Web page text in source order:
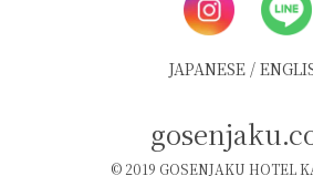
JAPANESE/
© 2019 GOSENJAKU HOTEL